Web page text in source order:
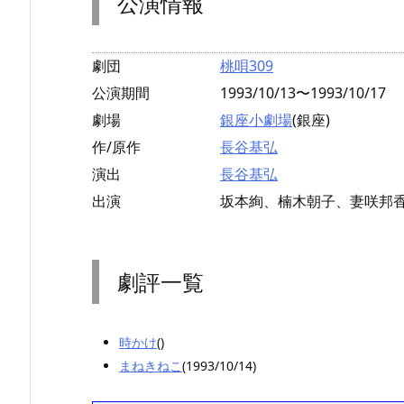
劇団
桃唄309
公演期間
1993/10/13〜1993/10/17
劇場
銀座小劇場(銀座)
作/原作
長谷基弘
演出
長谷基弘
出演
坂本絢、楠木朝子、妻咲邦
劇評一覧
時かけ()
まねきねこ(1993/10/14)